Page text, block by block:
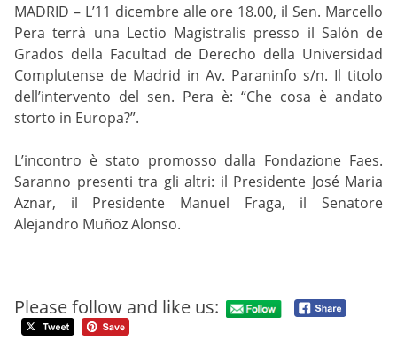
MADRID – L’11 dicembre alle ore 18.00, il Sen. Marcello
Pera terrà una Lectio Magistralis presso il Salón de
Grados della Facultad de Derecho della Universidad
Complutense de Madrid in Av. Paraninfo s/n. Il titolo
dell’intervento del sen. Pera è: “Che cosa è andato
storto in Europa?”.
L’incontro è stato promosso dalla Fondazione Faes.
Saranno presenti tra gli altri: il Presidente José Maria
Aznar, il Presidente Manuel Fraga, il Senatore
Alejandro Muñoz Alonso.
Please follow and like us: